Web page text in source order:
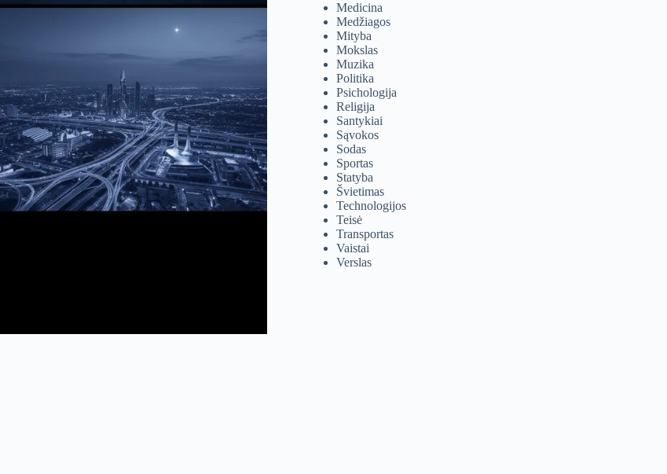
Medicina
Medžiagos
Mityba
Mokslas
Muzika
Politika
Psichologija
Religija
Santykiai
Sąvokos
Sodas
Sportas
Statyba
Švietimas
Technologijos
Teisė
Transportas
Vaistai
Verslas